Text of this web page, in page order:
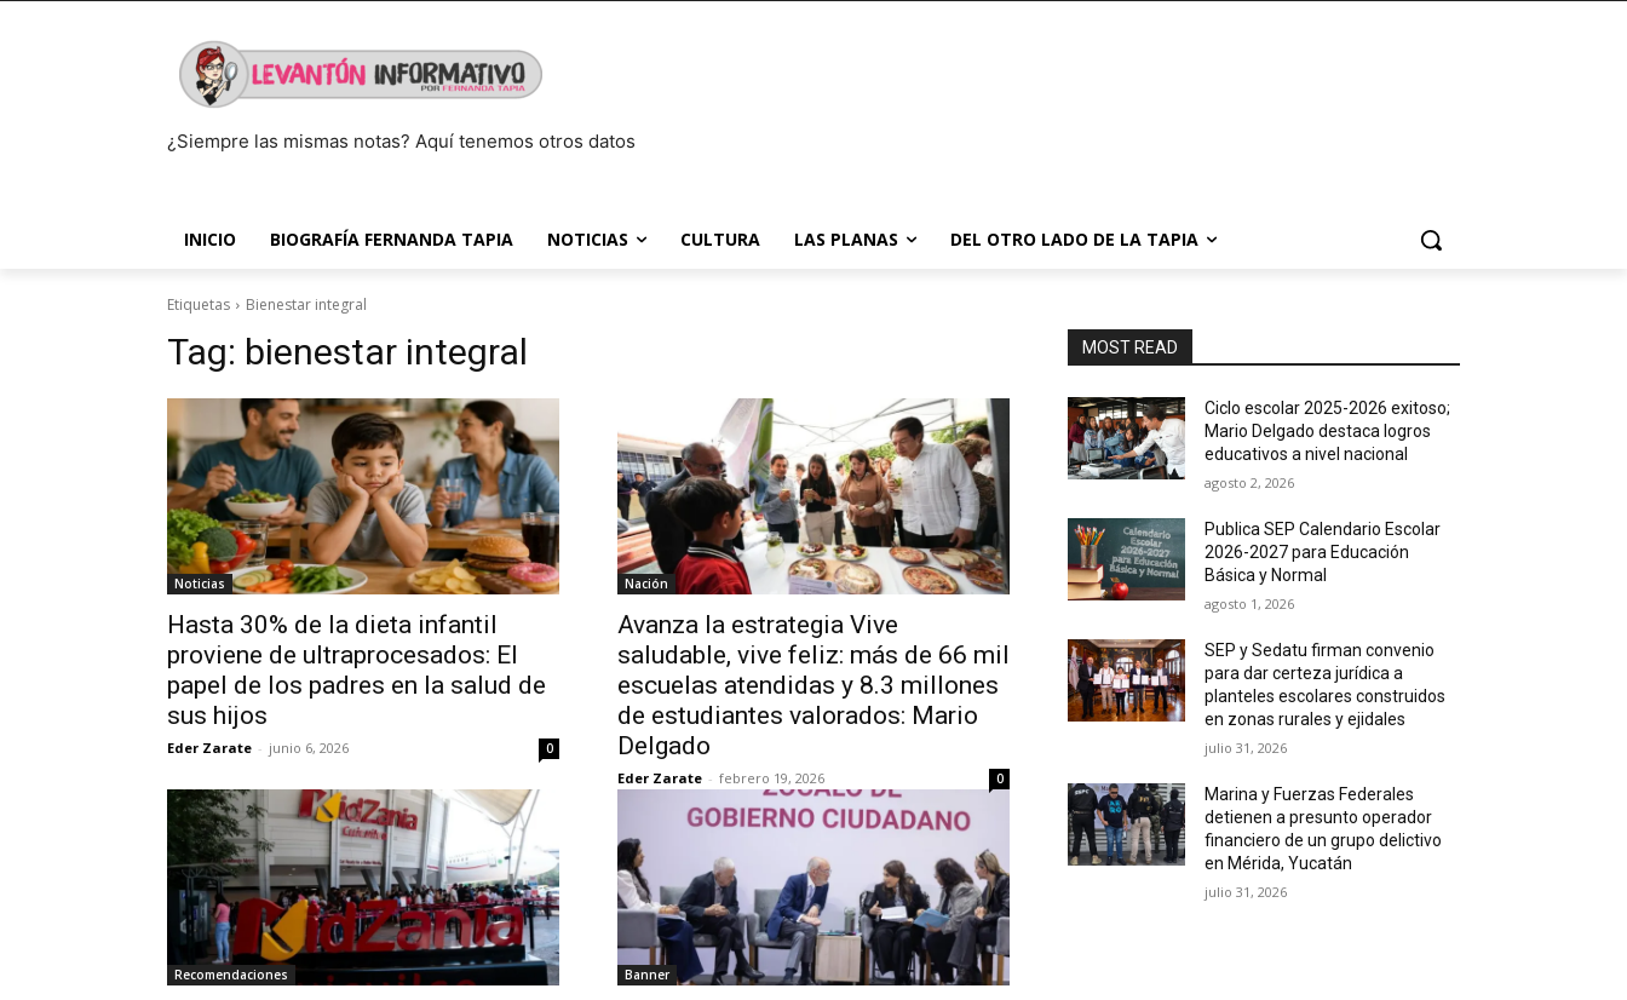
¿Siempre las mismas notas? Aquí tenemos otros datos
INICIO BIOGRAFÍA FERNANDA TAPIA NOTICIAS CULTURA LAS PLANAS DEL OTRO LADO DE LA TAPIA
Etiquetas Bienestar integral
Tag: bienestar integral
Noticias
Hasta 30% de la dieta infantil
proviene de ultraprocesados: El
papel de los padres en la salud de
sus hijos
Eder Zarate - junio 6, 2026 0
Nación
Avanza la estrategia Vive
saludable, vive feliz: más de 66 mil
escuelas atendidas y 8.3 millones
de estudiantes valorados: Mario
Delgado
Eder Zarate - febrero 19, 2026 0
Recomendaciones Banner
MOST READ
Ciclo escolar 2025-2026 exitoso;
Mario Delgado destaca logros
educativos a nivel nacional
agosto 2, 2026
Publica SEP Calendario Escolar
2026-2027 para Educación
Básica y Normal
agosto 1, 2026
SEP y Sedatu firman convenio
para dar certeza jurídica a
planteles escolares construidos
en zonas rurales y ejidales
julio 31, 2026
Marina y Fuerzas Federales
detienen a presunto operador
financiero de un grupo delictivo
en Mérida, Yucatán
julio 31, 2026